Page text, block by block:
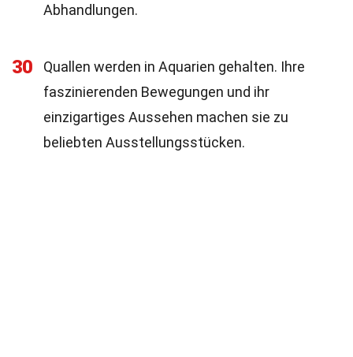
Abhandlungen.
30
Quallen werden in Aquarien gehalten. Ihre
faszinierenden Bewegungen und ihr
einzigartiges Aussehen machen sie zu
beliebten Ausstellungsstücken.